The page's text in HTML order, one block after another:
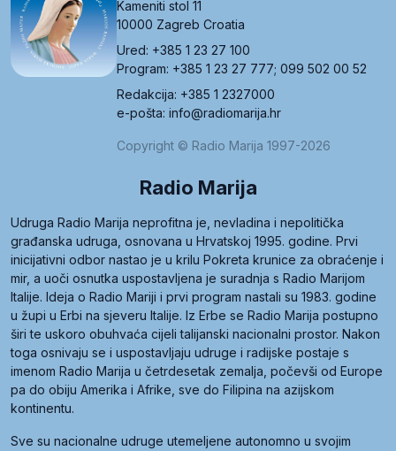
Kameniti stol 11
10000 Zagreb Croatia
Ured: +385 1 23 27 100
Program: +385 1 23 27 777; 099 502 00 52
Redakcija: +385 1 2327000
e-pošta: info@radiomarija.hr
Copyright © Radio Marija 1997-2026
Radio Marija
Udruga Radio Marija neprofitna je, nevladina i nepolitička
građanska udruga, osnovana u Hrvatskoj 1995. godine. Prvi
inicijativni odbor nastao je u krilu Pokreta krunice za obraćenje i
mir, a uoči osnutka uspostavljena je suradnja s Radio Marijom
Italije. Ideja o Radio Mariji i prvi program nastali su 1983. godine
u župi u Erbi na sjeveru Italije. Iz Erbe se Radio Marija postupno
širi te uskoro obuhvaća cijeli talijanski nacionalni prostor. Nakon
toga osnivaju se i uspostavljaju udruge i radijske postaje s
imenom Radio Marija u četrdesetak zemalja, počevši od Europe
pa do obiju Amerika i Afrike, sve do Filipina na azijskom
kontinentu.
Sve su nacionalne udruge utemeljene autonomno u svojim